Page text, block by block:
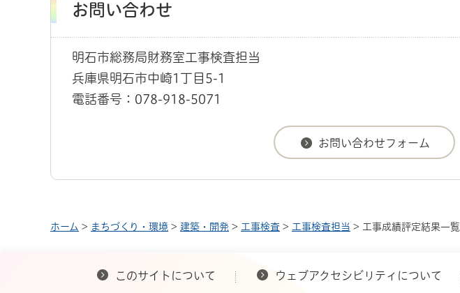
お問い合わせ
明石市総務局財務室工事検査担当
兵庫県明石市中崎1丁目5-1
電話番号：078-918-5071
ホーム > まちづくり・環境 > 建築・開発 > 工事検査 > 工事検査担当 > 工事成績評定結果一覧
このサイトについて ウェブアクセシビリティについて